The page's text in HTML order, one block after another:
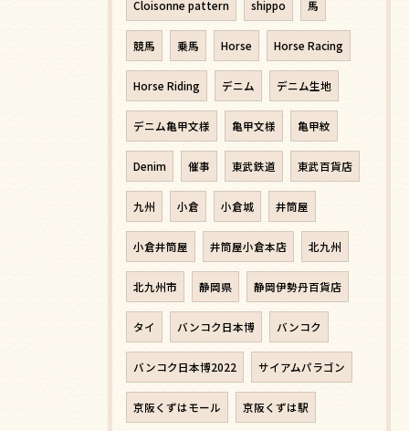
Cloisonne pattern shippo 馬
競馬 乗馬 Horse Horse Racing
Horse Riding デニム デニム生地
デニム亀甲文様 亀甲文様 亀甲紋
Denim 催事 東武鉄道 東武百貨店
九州 小倉 小倉城 井筒屋
小倉井筒屋 井筒屋小倉本店 北九州
北九州市 静岡県 静岡伊勢丹百貨店
タイ バンコク日本博 バンコク
バンコク日本博2022 サイアムパラゴン
京阪くずはモール 京阪くずは駅